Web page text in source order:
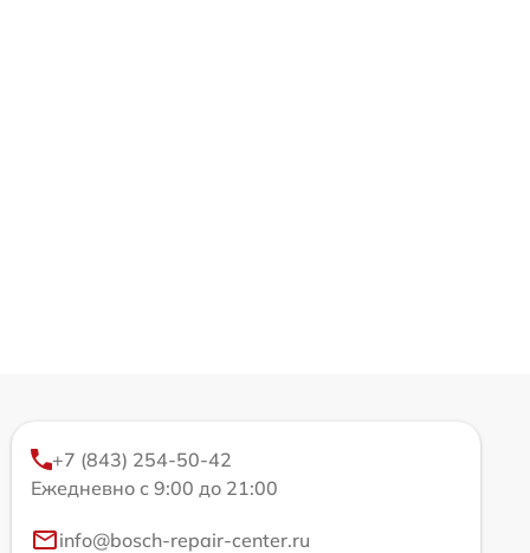
+7 (843) 254-50-42
Ежедневно с 9:00 до 21:00
info@bosch-repair-center.ru